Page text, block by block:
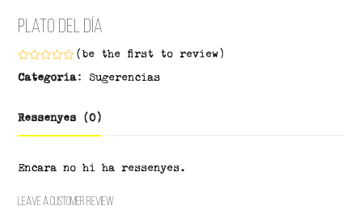
Plato del día
Puntuat
amb
5
( be the first to review)
Categoria: Sugerencias
Ressenyes (0)
Encara no hi ha ressenyes.
Leave a customer review